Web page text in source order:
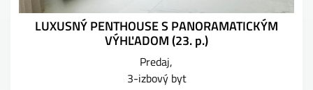
LUXUSNÝ PENTHOUSE S PANORAMATICKÝM
VÝHĽADOM (23. p.)
Predaj
3-izbový byt